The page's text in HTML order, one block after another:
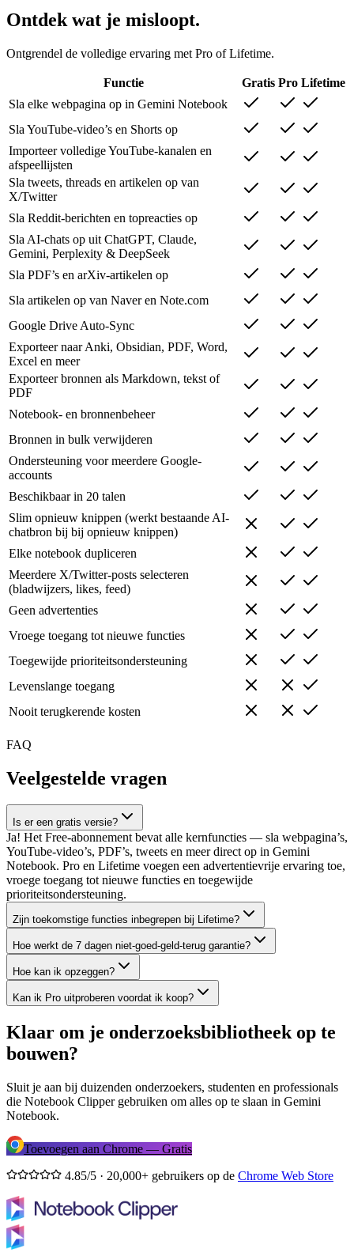
Ontdek wat je misloopt.
Ontgrendel de volledige ervaring met Pro of Lifetime.
Functie Gratis Pro Lifetime
Sla elke webpagina op in Gemini Notebook
Sla YouTube-video’s en Shorts op
Importeer volledige YouTube-kanalen en
afspeellijsten
Sla tweets, threads en artikelen op van
X/Twitter
Sla Reddit-berichten en topreacties op
Sla AI-chats op uit ChatGPT, Claude,
Gemini, Perplexity & DeepSeek
Sla PDF’s en arXiv-artikelen op
Sla artikelen op van Naver en Note.com
Google Drive Auto-Sync
Exporteer naar Anki, Obsidian, PDF, Word,
Excel en meer
Exporteer bronnen als Markdown, tekst of
PDF
Notebook- en bronnenbeheer
Bronnen in bulk verwijderen
Ondersteuning voor meerdere Google-
accounts
Beschikbaar in 20 talen
Slim opnieuw knippen (werkt bestaande AI-
chatbron bij bij opnieuw knippen)
Elke notebook dupliceren
Meerdere X/Twitter-posts selecteren
(bladwijzers, likes, feed)
Geen advertenties
Vroege toegang tot nieuwe functies
Toegewijde prioriteitsondersteuning
Levenslange toegang
Nooit terugkerende kosten
FAQ
Veelgestelde vragen
Is er een gratis versie?
Ja! Het Free-abonnement bevat alle kernfuncties — sla webpagina’s,
YouTube-video’s, PDF’s, tweets en meer direct op in Gemini
Notebook. Pro en Lifetime voegen een advertentievrije ervaring toe,
vroege toegang tot nieuwe functies en toegewijde
prioriteitsondersteuning.
Zijn toekomstige functies inbegrepen bij Lifetime?
Hoe werkt de 7 dagen niet-goed-geld-terug garantie?
Hoe kan ik opzeggen?
Kan ik Pro uitproberen voordat ik koop?
Klaar om je onderzoeksbibliotheek op te
bouwen?
Sluit je aan bij duizenden onderzoekers, studenten en professionals
die Notebook Clipper gebruiken om alles op te slaan in Gemini
Notebook.
Toevoegen aan Chrome — Gratis
4.85/5 · 20,000+ gebruikers op de Chrome Web Store